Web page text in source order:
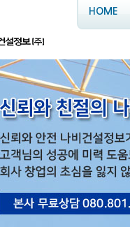
HOME